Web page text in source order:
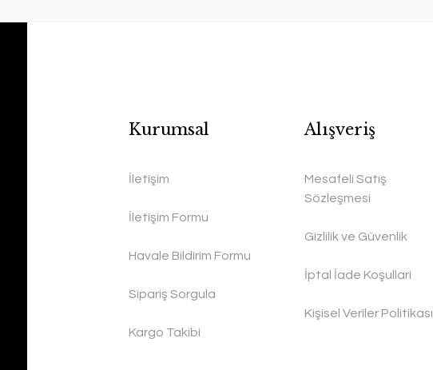
Kurumsal
İletişim
İletişim Formu
Havale Bildirim Formu
Sipariş Sorgula
Kargo Takibi
Alışveriş
Mesafeli Satış
Sözleşmesi
Gizlilik ve Güvenlik
İptal İade Koşullari
Kişisel Veriler Politikası